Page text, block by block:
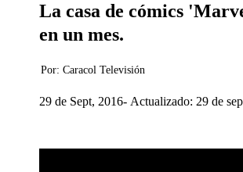
La casa de cómics
en un mes.
Por: Caracol Televisión
29 de Sept, 2016 Actualizado: 29 de